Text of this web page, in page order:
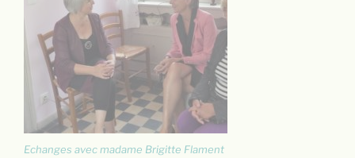
Echanges avec madame Brigitte Flament